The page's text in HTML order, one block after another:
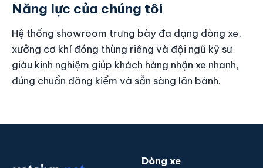
Năng lực của chúng tôi
Hệ thống showroom trưng bày đa dạng dòng xe,
xưởng cơ khí đóng thùng riêng và đội ngũ kỹ sư
giàu kinh nghiệm giúp khách hàng nhận xe nhanh,
đúng chuẩn đăng kiểm và sẵn sàng lăn bánh.
Dòng xe